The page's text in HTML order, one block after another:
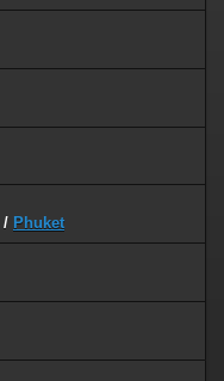
/ Phuket